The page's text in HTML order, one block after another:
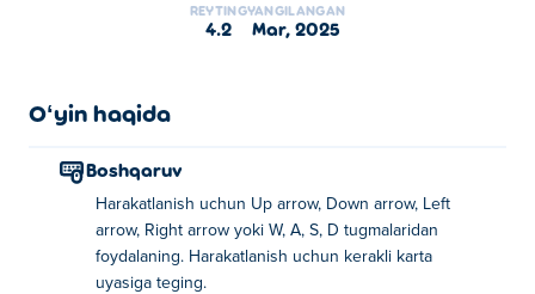
REYTING
4.2
YANGILANGAN
mar, 2025
Oʻyin haqida
Boshqaruv
Harakatlanish uchun Up arrow, Down arrow, Left
arrow, Right arrow yoki W, A, S, D tugmalaridan
foydalaning. Harakatlanish uchun kerakli karta
uyasiga teging.